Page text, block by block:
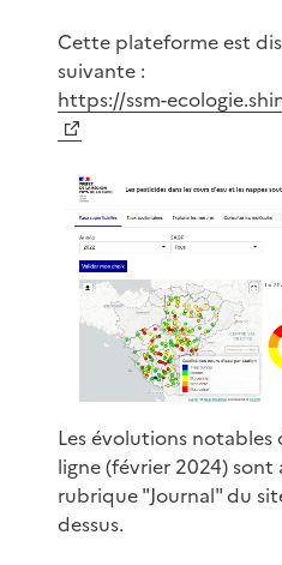
Cette plateforme est
suivante :
https://ssm-
Les évolutions notables
ligne (février 2024) sont
rubrique "Journal" du
dessus.